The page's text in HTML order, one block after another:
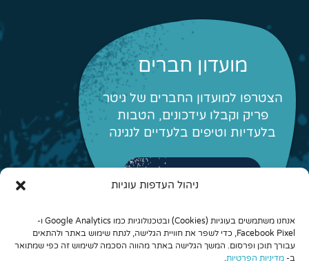
ניהול העדפות עוגיות
אנחנו משתמשים בעוגיות (Cookies) ובטכנולוגיות כמו Google Analytics ו-
Facebook Pixel, כדי לשפר את חוויית הגלישה, לנתח שימוש באתר ולהתאים
עבורך תוכן ופרסום. המשך הגלישה באתר מהווה הסכמה לשימוש זה כפי שמתואר
ב- מדיניות הפרטיות.
מועדון חברים
הצטרפו למועדון החברים של גיטר
פריק וקבלו עידכונים, הטבות
בלעדיות וטיפים בלעדיים לנגינה